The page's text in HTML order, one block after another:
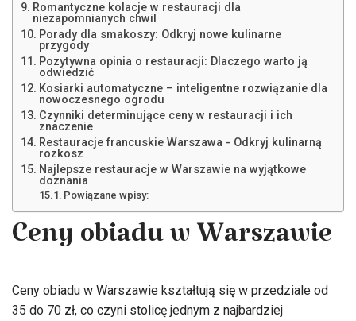
Romantyczne kolacje w restauracji dla
niezapomnianych chwil
Porady dla smakoszy: Odkryj nowe kulinarne
przygody
Pozytywna opinia o restauracji: Dlaczego warto ją
odwiedzić
Kosiarki automatyczne – inteligentne rozwiązanie dla
nowoczesnego ogrodu
Czynniki determinujące ceny w restauracji i ich
znaczenie
Restauracje francuskie Warszawa - Odkryj kulinarną
rozkosz
Najlepsze restauracje w Warszawie na wyjątkowe
doznania
Powiązane wpisy:
Ceny obiadu w Warszawie
Ceny obiadu w Warszawie kształtują się w przedziale od
35 do 70 zł, co czyni stolicę jednym z najbardziej